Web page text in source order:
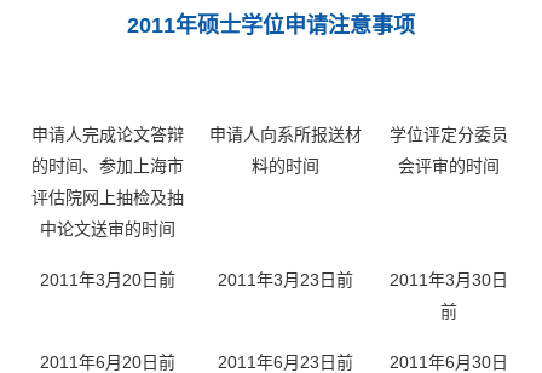
2011年硕士学位申请注意事项
申请人完成论文答辩
的时间、参加上海市
评估院网上抽检及抽
中论文送审的时间
申请人向系所报送材
料的时间
学位评定分委员
会评审的时间
2011年3月20日前 2011年3月23日前
2011年3月30日
前
2011年6月20日前 2011年6月23日前
2011年6月30日